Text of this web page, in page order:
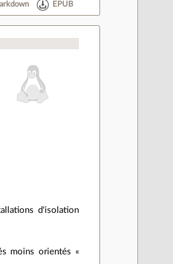
EPUB
d'isolation
moins orientés «